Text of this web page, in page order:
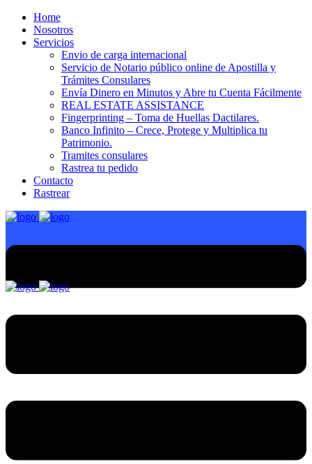
Home
Nosotros
Servicios
Envio de carga internacional
Servicio de Notario público online de Apostilla y
Trámites Consulares
Envía Dinero en Minutos y Abre tu Cuenta Fácilmente
REAL ESTATE ASSISTANCE
Fingerprinting – Toma de Huellas Dactilares.
Banco Infinito – Crece, Protege y Multiplica tu
Patrimonio.
Tramites consulares
Rastrea tu pedido
Contacto
Rastrear